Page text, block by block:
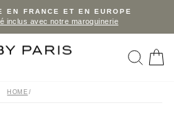
Pause
EN FRANCE ET EN EUROPE
inclus avec notre maroquinerie
HOME /